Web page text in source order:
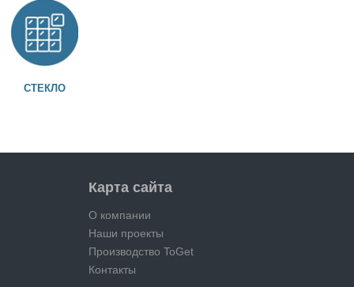
СТЕКЛО
Карта сайта
О компании
Наши проекты
Производство ToGet
Контакты